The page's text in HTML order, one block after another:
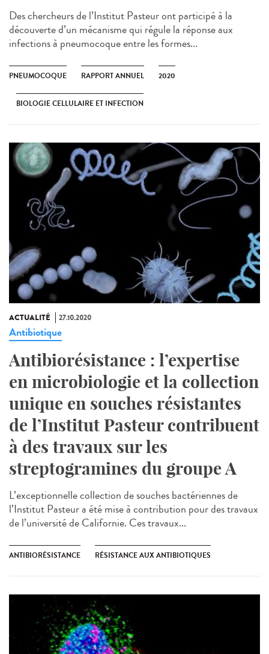
Des chercheurs de l’Institut Pasteur ont participé à la
découverte d’un mécanisme qui régule la réponse aux
infections à pneumocoque entre les formes...
PNEUMOCOQUE RAPPORT ANNUEL 2020
BIOLOGIE CELLULAIRE ET INFECTION
ACTUALITÉ 27.10.2020
Antibiotique
Antibiorésistance : l’expertise
en microbiologie et la collection
unique en souches résistantes
de l’Institut Pasteur contribuent
à des travaux sur les
streptogramines du groupe A
L’exceptionnelle collection de souches bactériennes de
l’Institut Pasteur a été mise à contribution pour des travaux
de l’université de Californie. Ces travaux...
ANTIBIORÉSISTANCE RÉSISTANCE AUX ANTIBIOTIQUES